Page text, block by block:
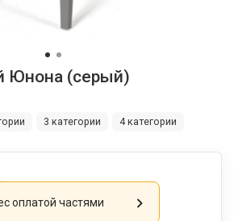
Юнона (серый)
3 категории 4 категории
оплатой частями